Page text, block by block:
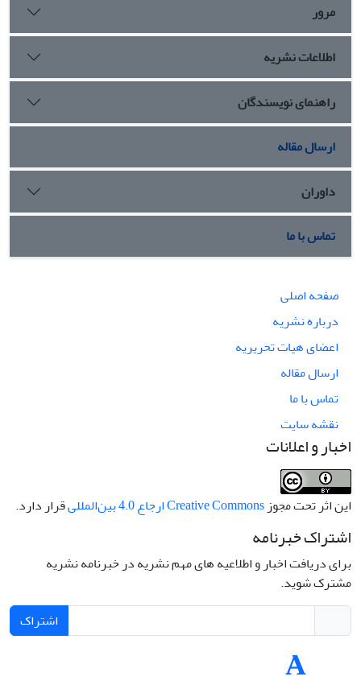
مرور
اطلاعات نشریه
راهنمای نویسندگان
ارسال مقاله
داوران
تماس با ما
صفحه اصلی
درباره نشریه
اعضای هیات تحریریه
ارسال مقاله
تماس با ما
نقشه سایت
اخبار و اعلانات
این اثر تحت مجوزCreative Commons ارجاع 4.0 بین‌المللی قرار دارد.
اشتراک خبرنامه
برای دریافت اخبار و اطلاعیه های مهم نشریه در خبرنامه نشریه
مشترک شوید.
اشتراک